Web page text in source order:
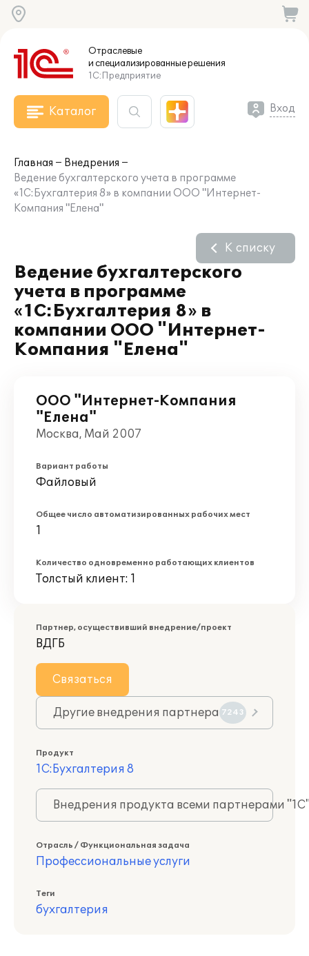
Отраслевые
и специализированныерешения
1С:Предприятие
Каталог Вход
Главная
Внедрения
Ведение бухгалтерского учета в программе
«1С:Бухгалтерия 8» в компании ООО "Интернет-
Компания "Елена"
Ведение бухгалтерского
учета в программе
«1С:Бухгалтерия 8» в
компании ООО "Интернет-
Компания "Елена"
К списку
ООО "Интернет-Компания
"Елена"
Москва, Май 2007
Вариант работы
Файловый
Общее число автоматизированных рабочих мест
1
Количество одновременно работающих клиентов
Толстый клиент: 1
Партнер, осуществивший внедрение/проект
ВДГБ
Связаться
Другие внедрения партнера 7243
Продукт
1С:Бухгалтерия 8
Внедрения продукта всеми партнерами
Отрасль / Функциональная задача
Профессиональные услуги
Теги
бухгалтерия